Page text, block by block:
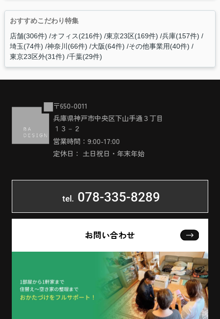
おすすめこだわり特集
店舗(306件) オフィス(216件) 東京23区(169件) 兵庫(157件)
埼玉(74件) 神奈川(66件) 大阪(64件) その他事業用(40件)
東京23区外(31件) 千葉(29件)
〒650-0011
兵庫県神戸市中央区下山手通３丁目
１３－２
営業時間：9:00-17:00
定休日： 土日祝日・年末年始
tel. 078-335-8289
お問い合わせ